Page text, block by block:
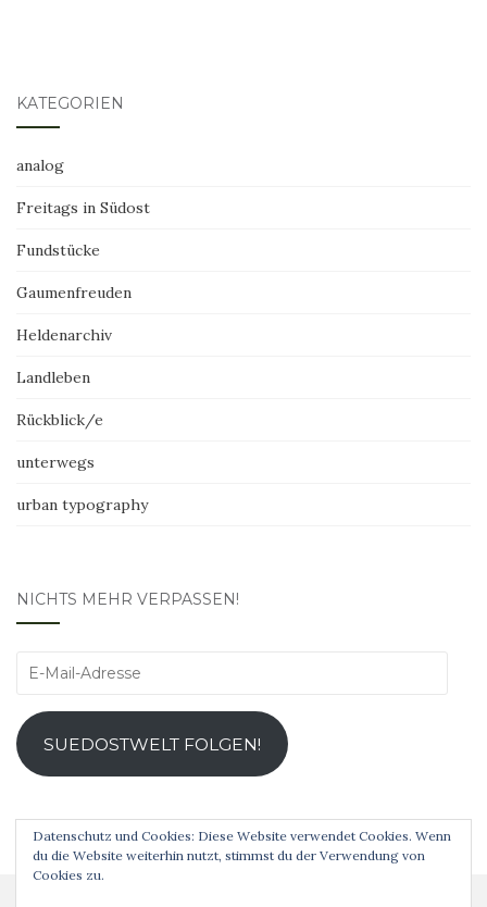
KATEGORIEN
analog
Freitags in Südost
Fundstücke
Gaumenfreuden
Heldenarchiv
Landleben
Rückblick/e
unterwegs
urban typography
NICHTS MEHR VERPASSEN!
E-
Adresse
SUEDOSTWELT FOLGEN!
Datenschutz und Cookies: Diese Website verwendet Cookies. Wenn
du die Website weiterhin nutzt, stimmst du der Verwendung von
Cookies zu.